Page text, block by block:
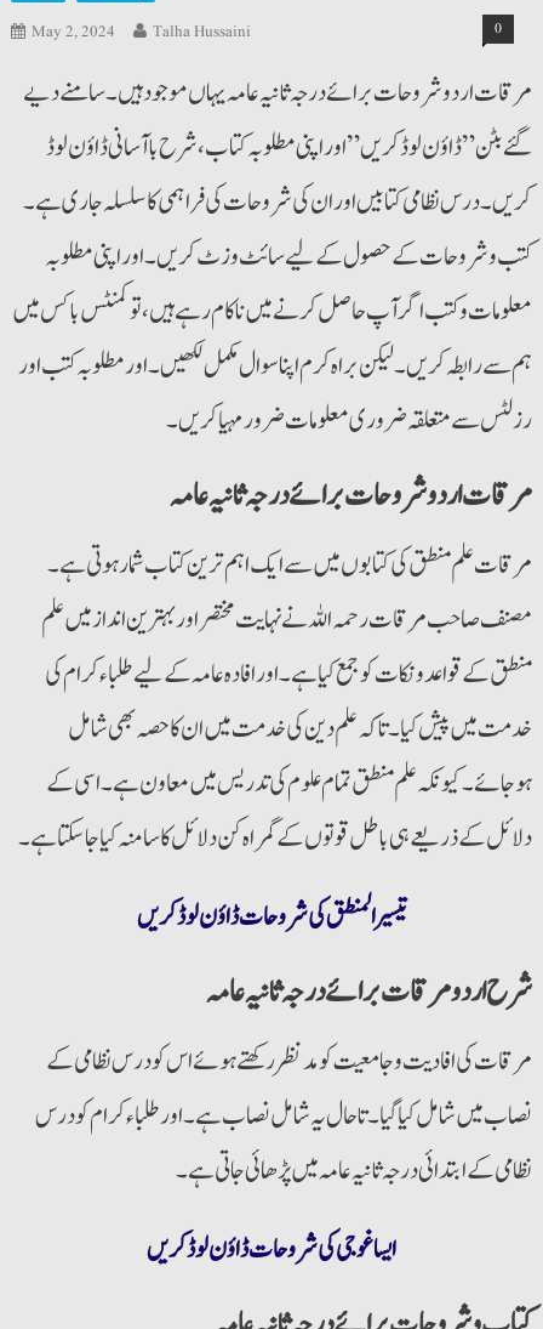
May 2, 2024 Talha Hussaini 0
مرقات اردو شروحات برائے درجہ ثانیہ عامہ یہاں موجود ہیں۔ سامنے دیے
گئے بٹن”ڈاؤن لوڈ کریں”اور اپنی مطلوبہ کتاب ،شرح باآسانی ڈاؤن لوڈ
کریں۔ درس نظامی کتابیں اوران کی شروحات کی فراہمی کاسلسلہ جاری ہے۔
کتب و شروحات کے حصول کےلیے سائٹ وزٹ کریں۔ اور اپنی مطلوبہ
معلومات و کتب اگر آپ حاصل کرنے میں ناکام رہے ہیں، تو کمنٹس باکس میں
ہم سے رابطہ کریں۔ لیکن براہ کرم اپنا سوال مکمل لکھیں۔ اور مطلوبہ کتب اور
رزلٹس سے متعلقہ ضروری معلومات ضرور مہیا کریں۔
مرقات اردو شروحات برائے درجہ ثانیہ عامہ
مرقات علم منطق کی کتابوں میں سے ایک اہم ترین کتاب شمار ہوتی ہے۔
مصنف صاحب مرقات رحمہ اللہ نے نہایت مختصر اور بہترین انداز میں علم
منطق کے قواعد و نکات کو جمع کیا ہے۔ اور افادہ عامہ کے لیے طلباء کرام کی
خدمت میں پیش کیا۔ تاکہ علم دین کی خدمت میں ان کا حصہ بھی شامل
ہوجائے۔ کیونکہ علم منطق تمام علوم کی تدریس میں معاون ہے۔ اسی کے
دلائل کے ذریعے ہی باطل قوتوں کے گمراہ کن دلائل کا سامنہ کیا جاسکتا ہے۔
تیسیر المنطق کی شروحات ڈاؤن لوڈ کریں
شرح اردو مرقات برائے درجہ ثانیہ عامہ
مرقات کی افادیت وجامعیت کومدنظررکھتے ہوئے اس کودرس نظامی کے
نصاب میں شامل کیا گیا۔ تاحال یہ شامل نصاب ہے۔ اور طلباء کرام کو درس
نظامی کے ابتدائی درجہ ثانیہ عامہ میں پڑھائی جاتی ہے۔
ایسا غوجی کی شروحات ڈاؤن لوڈ کریں